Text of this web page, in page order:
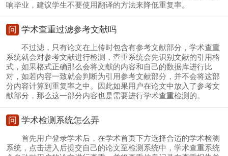
响毕业，建议学生不要使用翻译的方法来降低重复率。
问 学术查重过滤参考文献吗
不过滤，只有论文在上传时包含有参考文献部分，学术查重
系统就会对参考文献进行检测，查重系统会先识别文献的引用格
式，如果格式正确那么会将文献的内容和自己的数据库进行比
对，如若内容一致就会判断为引用参考文献部分，并不会将这部
分内容计算到重复率之中。因此如果用户在论文中放入了参考文
献部分，那么这一部分内容也是需要进行学术查重检测的。
问 学术检测系统怎么弄
首先用户登录学术后，在学术首页下方选择合适的学术检测
系统，点击进入后提交自己的论文至检测系统中，学术查重系统